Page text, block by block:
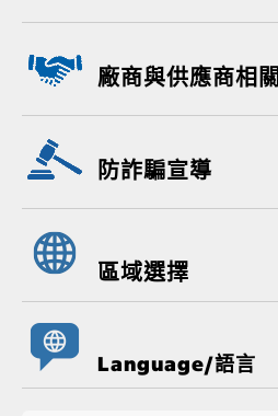
廠商與供應商相關
防詐騙宣導
區域選擇
Language/語言